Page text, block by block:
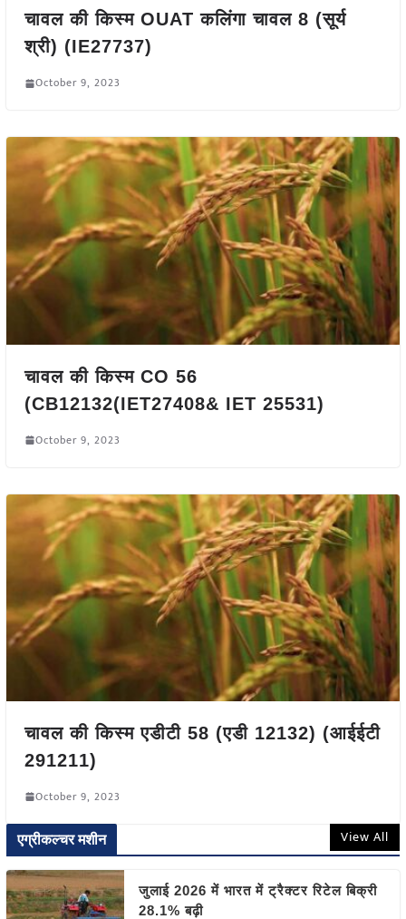
चावल की किस्म OUAT कलिंगा चावल 8 (सूर्य
श्री) (IE27737)
October 9, 2023
चावल की किस्म CO 56
(CB12132(IET27408& IET 25531)
October 9, 2023
चावल की किस्म एडीटी 58 (एडी 12132) (आईईटी
291211)
October 9, 2023
एग्रीकल्चर मशीन View All
जुलाई 2026 में भारत में ट्रैक्टर रिटेल बिक्री
28.1% बढ़ी